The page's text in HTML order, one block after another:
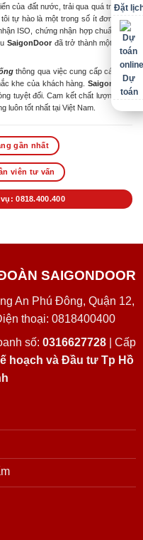
của đất nước, trải qua quá trình nỗ
tự hào là một trong số ít đơn vị có
ISO, chứng nhận hợp chuẩn hợp
SaigonDoor đã trở thành một trong
thông qua việc cung cấp các sản
khe của khách hàng. SaigonDoor
tuyệt đối. Cam kết chất lượng dịch
luôn tốt nhất tại Việt Nam.
gần nhất
viên tư vấn
0818.400.400
SAIGONDOOR
An Phú Đông, Quận 12,
thoại: 0818400400
số: 0316627728| Cấp
hoạch và Đầu tư Tp Hồ
Đặt
Dự
toán